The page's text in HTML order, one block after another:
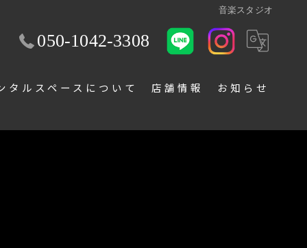
音楽スタジオ
050-1042-3308
タルスペースについて 店舗情報 お知らせ